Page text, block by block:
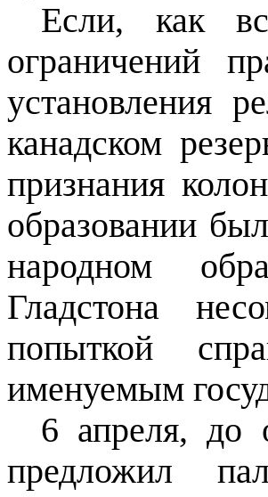
Если, как
ограничений
установления
канадском
признания
образовании
народном
Гладстона
попыткой
именуемым
6 апреля, до
предложил